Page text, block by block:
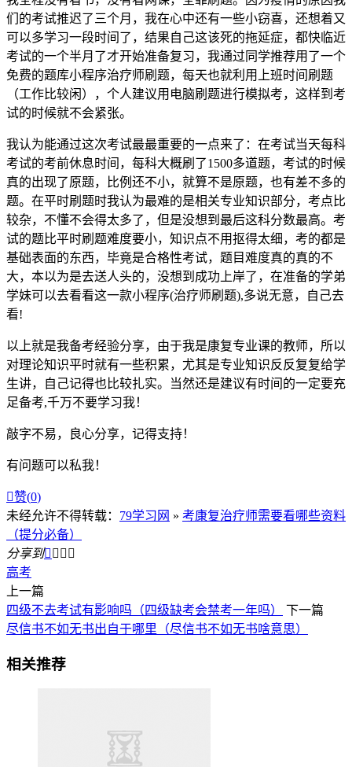
们的考试推迟了三个月，我在心中还有一些小窃喜，还想着又
可以多学习一段时间了，结果自己这该死的拖延症，都快临近
考试的一个半月了才开始准备复习，我通过同学推荐用了一个
免费的题库小程序治疗师刷题，每天也就利用上班时间刷题
（工作比较闲），个人建议用电脑刷题进行模拟考，这样到考
试的时候就不会紧张。
我认为能通过这次考试最最重要的一点来了：在考试当天每科
考试的考前休息时间，每科大概刷了1500多道题，考试的时候
真的出现了原题，比例还不小，就算不是原题，也有差不多的
题。在平时刷题时我认为最难的是相关专业知识部分，考点比
较杂，不懂不会得太多了，但是没想到最后这科分数最高。考
试的题比平时刷题难度要小，知识点不用抠得太细，考的都是
基础表面的东西，毕竟是合格性考试，题目难度真的真的不
大，本以为是去送人头的，没想到成功上岸了，在准备的学弟
学妹可以去看看这一款小程序(治疗师刷题),多说无意，自己去
看!
以上就是我备考经验分享，由于我是康复专业课的教师，所以
对理论知识平时就有一些积累，尤其是专业知识反反复复给学
生讲，自己记得也比较扎实。当然还是建议有时间的一定要充
足备考,千万不要学习我！
敲字不易，良心分享，记得支持！
有问题可以私我！
赞(0)
未经允许不得转载： 79学习网 » 考康复治疗师需要看哪些资料
（提分必备）
分享到   
高考
上一篇
四级不去考试有影响吗（四级缺考会禁考一年吗）
下一篇
尽信书不如无书出自于哪里（尽信书不如无书啥意思）
相关推荐